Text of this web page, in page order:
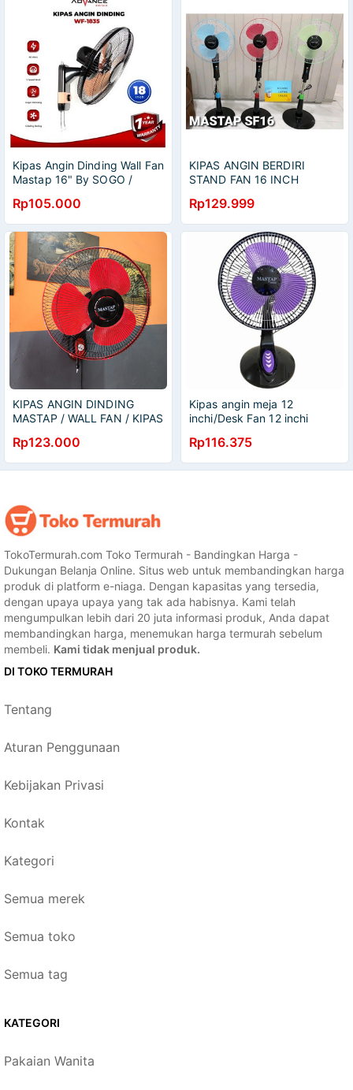
Kipas Angin Dinding Wall Fan
Mastap 16" By SOGO /
Rp105.000
KIPAS ANGIN BERDIRI
STAND FAN 16 INCH
Rp129.999
KIPAS ANGIN DINDING
MASTAP / WALL FAN / KIPAS
Rp123.000
Kipas angin meja 12
inchi/Desk Fan 12 inchi
Rp116.375
TokoTermurah.com Toko Termurah - Bandingkan Harga -
Dukungan Belanja Online. Situs web untuk membandingkan harga
produk di platform e-niaga. Dengan kapasitas yang tersedia,
dengan upaya upaya yang tak ada habisnya. Kami telah
mengumpulkan lebih dari 20 juta informasi produk, Anda dapat
membandingkan harga, menemukan harga termurah sebelum
membeli. Kami tidak menjual produk.
DI TOKO TERMURAH
Tentang
Aturan Penggunaan
Kebijakan Privasi
Kontak
Kategori
Semua merek
Semua toko
Semua tag
KATEGORI
Pakaian Wanita